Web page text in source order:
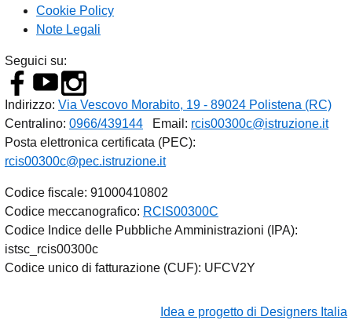
Cookie Policy
Note Legali
Seguici su:
Indirizzo: Via Vescovo Morabito, 19 - 89024 Polistena (RC)
Centralino: 0966/439144 Email: rcis00300c@istruzione.it
Posta elettronica certificata (PEC):
rcis00300c@pec.istruzione.it
Codice fiscale: 91000410802
Codice meccanografico: RCIS00300C
Codice Indice delle Pubbliche Amministrazioni (IPA):
istsc_rcis00300c
Codice unico di fatturazione (CUF): UFCV2Y
Idea e progetto di Designers Italia